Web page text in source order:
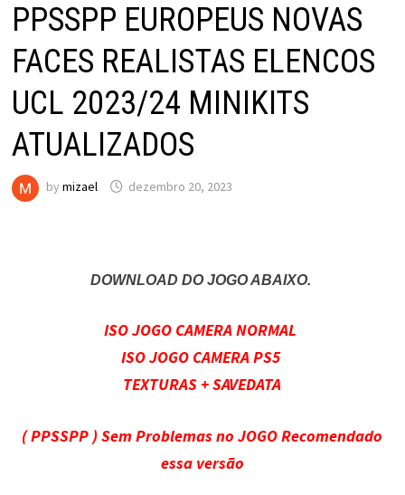
PPSSPP EUROPEUS NOVAS
FACES REALISTAS ELENCOS
UCL 2023/24 MINIKITS
ATUALIZADOS
by mizael dezembro 20, 2023
DOWNLOAD DO JOGO ABAIXO.
ISO JOGO CAMERA NORMAL
ISO JOGO CAMERA PS5
TEXTURAS + SAVEDATA
( PPSSPP ) Sem Problemas no JOGO Recomendado
essa versão